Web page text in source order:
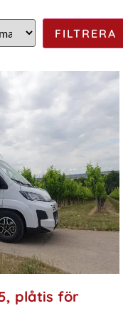
plåtis för